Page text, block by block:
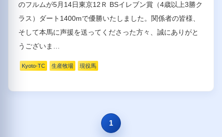
のフルムが5月14日東京12Ｒ BSイレブン賞（4歳以上3勝ク
ラス）ダート1400mで優勝いたしました。関係者の皆様、
そして本馬に声援を送ってくださった方々、誠にありがと
うございま…
Kyoto-TC 生産牧場 現役馬
1